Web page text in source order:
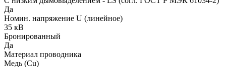
Да
Номин. напряжение U (линейное)
35 кВ
Бронированный
Да
Материал проводника
Медь (Cu)